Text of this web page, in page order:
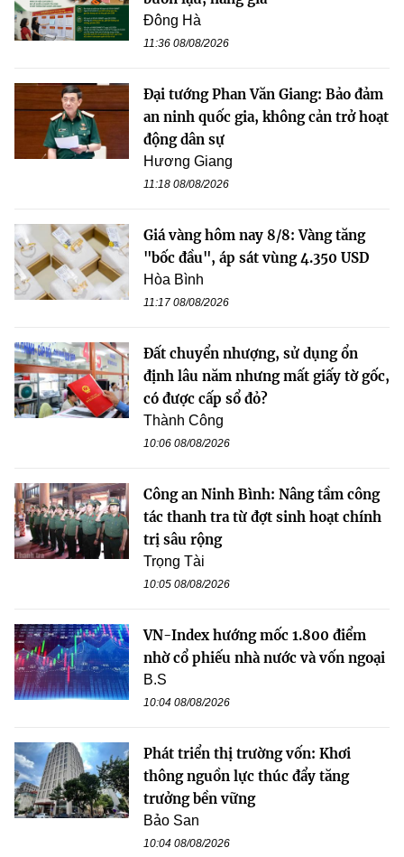
Đông Hà
11:36 08/08/2026
Đại tướng Phan Văn Giang: Bảo đảm
an ninh quốc gia, không cản trở hoạt
động dân sự
Hương Giang
11:18 08/08/2026
Giá vàng hôm nay 8/8: Vàng tăng
"bốc đầu", áp sát vùng 4.350 USD
Hòa Bình
11:17 08/08/2026
Đất chuyển nhượng, sử dụng ổn
định lâu năm nhưng mất giấy tờ gốc,
có được cấp sổ đỏ?
Thành Công
10:06 08/08/2026
Công an Ninh Bình: Nâng tầm công
tác thanh tra từ đợt sinh hoạt chính
trị sâu rộng
Trọng Tài
10:05 08/08/2026
VN-Index hướng mốc 1.800 điểm
nhờ cổ phiếu nhà nước và vốn ngoại
B.S
10:04 08/08/2026
Phát triển thị trường vốn: Khơi
thông nguồn lực thúc đẩy tăng
trưởng bền vững
Bảo San
10:04 08/08/2026